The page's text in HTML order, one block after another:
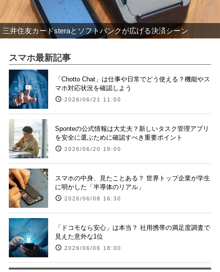
三井住友カードsteraとソフトバンクが広げる決済シーン
スマホ最新記事
「Chotto Chat」は仕事や日常でどう使える？機能やス
マホ対応状況を確認しよう
2026/06/21 11:00
Sponteの公式情報は大丈夫？新しいタスク管理アプリ
を安全に選ぶために確認すべき重要ポイント
2026/06/20 19:00
スマホの中身、見たことある？ 世界トップ企業が学生
に明かした「半導体のリアル」
2026/06/08 16:30
「ドコモなら安心」は本当？ 社用携帯の満足度調査で
見えた意外な1位
2026/06/06 18:00